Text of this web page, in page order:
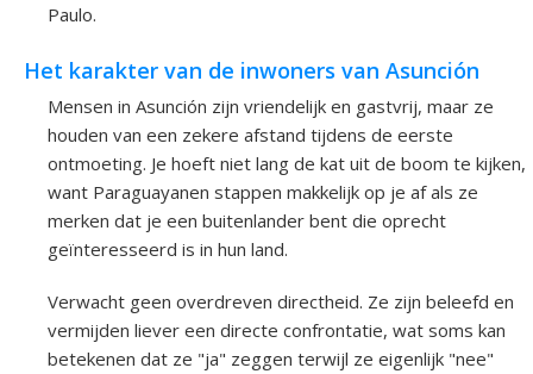
Paulo.
Het karakter van de inwoners van Asunción
Mensen in Asunción zijn vriendelijk en gastvrij, maar ze
houden van een zekere afstand tijdens de eerste
ontmoeting. Je hoeft niet lang de kat uit de boom te kijken,
want Paraguayanen stappen makkelijk op je af als ze
merken dat je een buitenlander bent die oprecht
geïnteresseerd is in hun land.
Verwacht geen overdreven directheid. Ze zijn beleefd en
vermijden liever een directe confrontatie, wat soms kan
betekenen dat ze "ja" zeggen terwijl ze eigenlijk "nee"